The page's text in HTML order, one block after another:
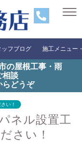
ッフブログ 施工メニュー
の屋根工事・雨
相談
らどうぞ
い！
ネル設置工
さい！